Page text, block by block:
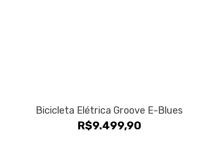
Bicicleta Elétrica Groove E-Blues
R$9.499,90